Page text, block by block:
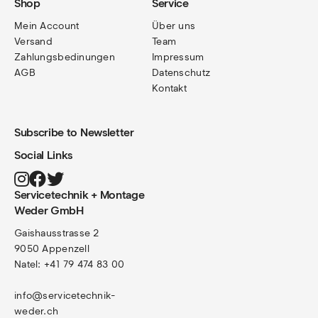
Shop
Mein Account
Versand
Zahlungsbedinungen
AGB
Service
Über uns
Team
Impressum
Datenschutz
Kontakt
Subscribe to Newsletter
Social Links
Servicetechnik + Montage
Weder GmbH
Gaishausstrasse 2
9050 Appenzell
Natel: +41 79 474 83 00
info@servicetechnik-
weder.ch